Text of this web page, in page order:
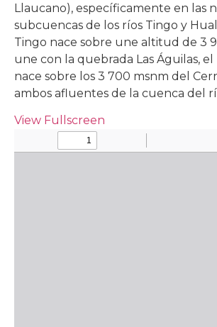
Llaucano), específicamente en las
subcuencas de los ríos Tingo y
Tingo nace sobre une altitud de 3
une con la quebrada Las Águilas,
nace sobre los 3 700 msnm del
ambos afluentes de la cuenca del
View Fullscreen